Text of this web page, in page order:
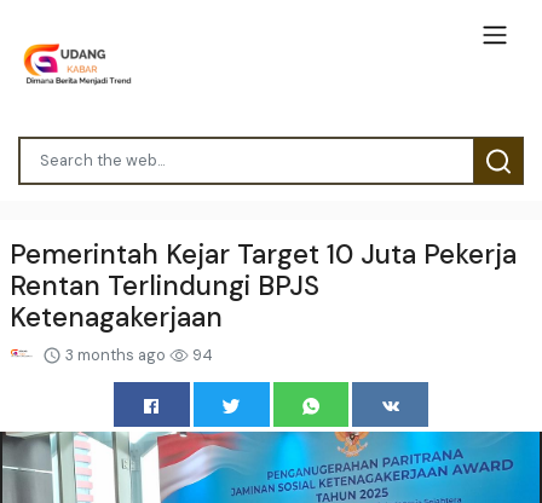
Pemerintah Kejar Target 10 Juta Pekerja
Rentan Terlindungi BPJS
Ketenagakerjaan
3 months ago 94